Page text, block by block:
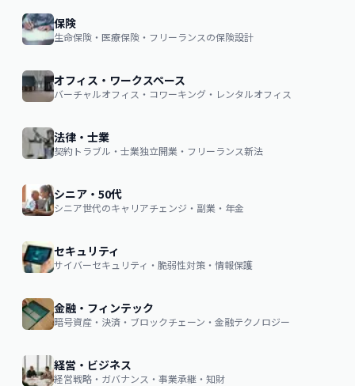
保険
生命保険・医療保険・フリーランスの保険設計
オフィス・ワークスペース
バーチャルオフィス・コワーキング・レンタルオフィス
法律・士業
契約トラブル・士業独立開業・フリーランス新法
シニア・50代
シニア世代のキャリアチェンジ・副業・年金
セキュリティ
サイバーセキュリティ・脆弱性対策・情報保護
金融・フィンテック
暗号資産・決済・ブロックチェーン・金融テクノロジー
経営・ビジネス
経営戦略・ガバナンス・事業承継・知財